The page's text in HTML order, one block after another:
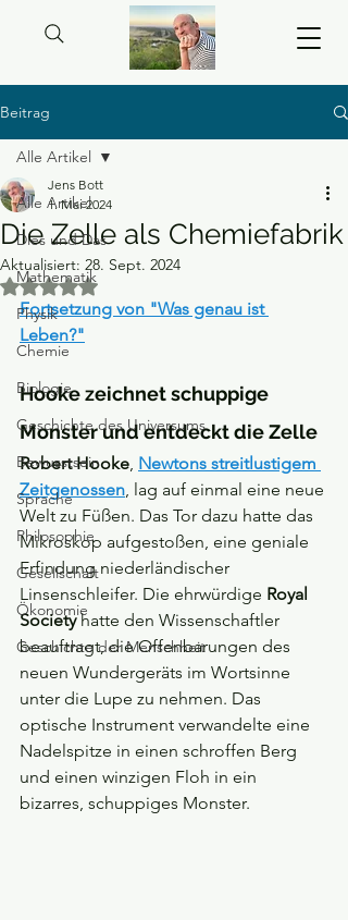
Beitrag
Alle Artikel
Dies und Das
Mathematik
Physik
Chemie
Biologie
Geschichte des Universums
Bewusstsein
Sprache
Philosophie
Gesellschaft
Ökonomie
Geschichte der Menschheit
Alle Artikel
Die Zelle als Chemiefabrik
Jens Bott
1. Mai 2024
Aktualisiert: 28. Sept. 2024
Mit NaN von 5 Sternen bewertet.
Fortsetzung von "Was genau ist
Leben?"
Hooke zeichnet schuppige
Monster und entdeckt die Zelle
Robert Hooke, Newtons streitlustigem
Zeitgenossen, lag auf einmal eine neue
Welt zu Füßen. Das Tor dazu hatte das
Mikroskop aufgestoßen, eine geniale
Erfindung niederländischer
Linsenschleifer. Die ehrwürdige Royal
Society hatte den Wissenschaftler
beauftragt, die Offenbarungen des
neuen Wundergeräts im Wortsinne
unter die Lupe zu nehmen. Das
optische Instrument verwandelte eine
Nadelspitze in einen schroffen Berg
und einen winzigen Floh in ein
bizarres, schuppiges Monster.